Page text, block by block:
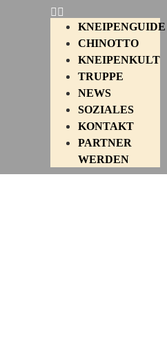
KNEIPENGUIDE
CHINOTTO
KNEIPENKULT
TRUPPE
NEWS
SOZIALES
KONTAKT
PARTNER
WERDEN